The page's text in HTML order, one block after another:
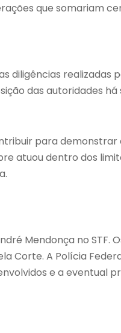
que somariam
diligências realizadas
das autoridades
para demonstrar
atuou dentro dos
Mendonça no STF.
Corte. A Polícia
e a eventual